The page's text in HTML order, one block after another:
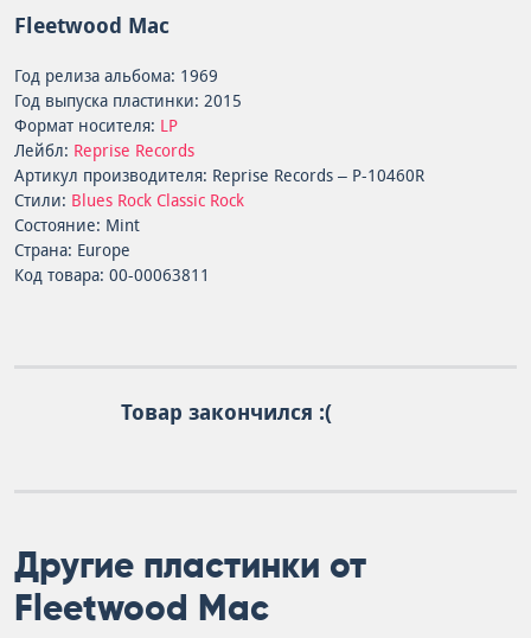
Fleetwood Mac
Год релиза альбома: 1969
Год выпуска пластинки: 2015
Формат носителя: LP
Лейбл: Reprise Records
Артикул производителя: Reprise Records – P-10460R
Стили: Blues Rock Classic Rock
Состояние: Mint
Страна: Europe
Код товара: 00-00063811
Товар закончился :(
Другие пластинки от
Fleetwood Mac